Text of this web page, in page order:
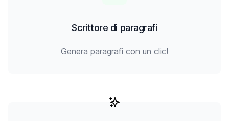
Scrittore di paragrafi
Genera paragrafi con un clic!